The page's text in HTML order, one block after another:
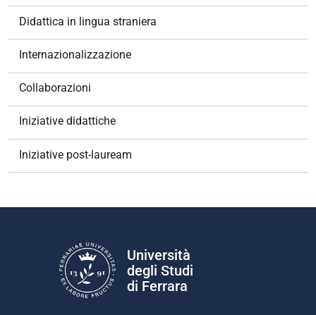
Didattica in lingua straniera
Internazionalizzazione
Collaborazioni
Iniziative didattiche
Iniziative post-lauream
Università
degli Studi
di Ferrara